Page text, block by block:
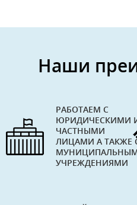
Наши
РАБОТАЕМ С
ЮРИДИЧЕСКИМИ
ЧАСТНЫМИ
ЛИЦАМИ А ТАКЖЕ
УЧРЕЖДЕНИЯМИ